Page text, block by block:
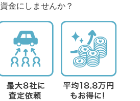
金にしませんか？